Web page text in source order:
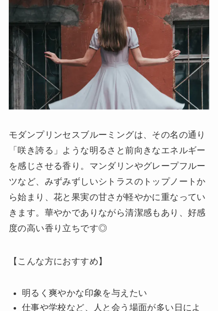
モダンプリンセスブルーミングは、その名の通り
「咲き誇る」ような明るさと前向きなエネルギー
を感じさせる香り。マンダリンやグレープフルー
ツなど、みずみずしいシトラスのトップノートか
ら始まり、花と果実の甘さが軽やかに重なってい
きます。華やかでありながら清潔感もあり、好感
度の高い香り立ちです◎
【こんな方におすすめ】
明るく爽やかな印象を与えたい
仕事や学校など、人と会う場面が多い日によ